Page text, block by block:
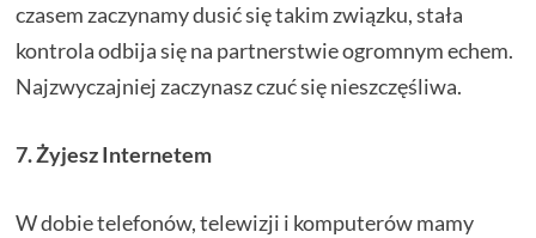
czasem zaczynamy dusić się takim związku, stała
kontrola odbija się na partnerstwie ogromnym echem.
Najzwyczajniej zaczynasz czuć się nieszczęśliwa.
7. Żyjesz Internetem
W dobie telefonów, telewizji i komputerów mamy